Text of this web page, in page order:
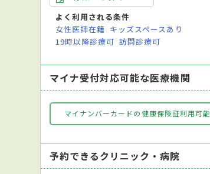
よく利用される条件
女性医師在籍 キッズスペースあり
19時以降診療可 訪問診療可
マイナ受付対応可能な医療機関
マイナンバーカードの健康保険証利用可能
予約できるクリニック・病院